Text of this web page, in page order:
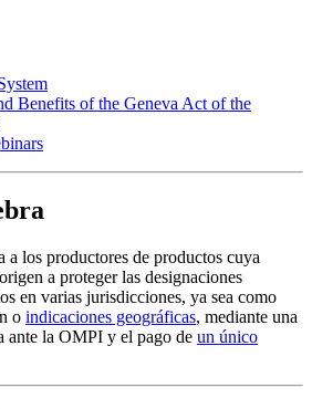
Benefits of the Geneva Act of the
a los productores de productos cuya
a proteger las designaciones
en varias jurisdicciones, ya sea como
o indicaciones geográficas, mediante una
ante la OMPI y el pago de un único